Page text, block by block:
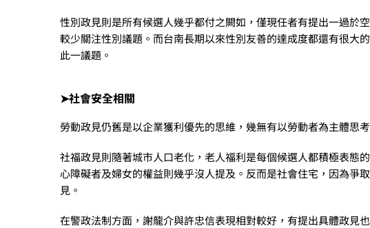
性別政見則是所有候選人幾乎都付之闕如，僅現任者有提出一過於
較少關注性別議題。而台南長期以來性別友善的達成度都還有很大
此一議題。
➤社會安全相關
勞動政見仍舊是以企業獲利優先的思維，幾無有以勞動者為主體思
社福政見則隨著城市人口老化，老人福利是每個候選人都積極表態
心障礙者及婦女的權益則幾乎沒人提及。反而是社會住宅，因為爭
見。
在警政法制方面，謝龍介與許忠信表現相對較好，有提出具體政見